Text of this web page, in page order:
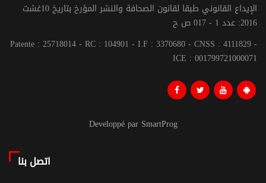
الإيداع القانوني طبقا لقانون الصحافة والنشر المؤرخ بتاريخ 10غشت
2016: عدد 1 - 017 ص ح
Patente : 25718014 - RC : 104901 - I.F : 3370680 - CNSS : 4111829 -
ICE : 001799721000071
Developpé par SmartProg
اتصل بنا